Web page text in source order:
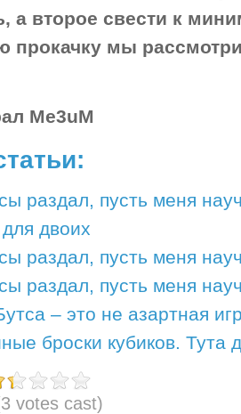
а второе свести к
прокачку мы
Me3uM
раздал, пусть меня
двоих
раздал, пусть меня
раздал, пусть меня
– это не азартная
броски кубиков. Тута
votes cast)